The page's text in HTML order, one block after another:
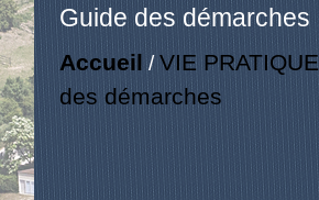
Guide des démarches
Accueil /VIE PRATIQUE
des démarches